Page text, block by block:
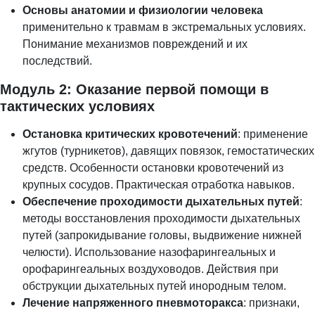
Основы анатомии и физиологии человека
применительно к травмам в экстремальных условиях.
Понимание механизмов повреждений и их
последствий.
Модуль 2: Оказание первой помощи в
тактических условиях
Остановка критических кровотечений: применение
жгутов (турникетов), давящих повязок, гемостатических
средств. Особенности остановки кровотечений из
крупных сосудов. Практическая отработка навыков.
Обеспечение проходимости дыхательных путей:
методы восстановления проходимости дыхательных
путей (запрокидывание головы, выдвижение нижней
челюсти). Использование назофарингеальных и
орофарингеальных воздуховодов. Действия при
обструкции дыхательных путей инородным телом.
Лечение напряженного пневмоторакса: признаки,